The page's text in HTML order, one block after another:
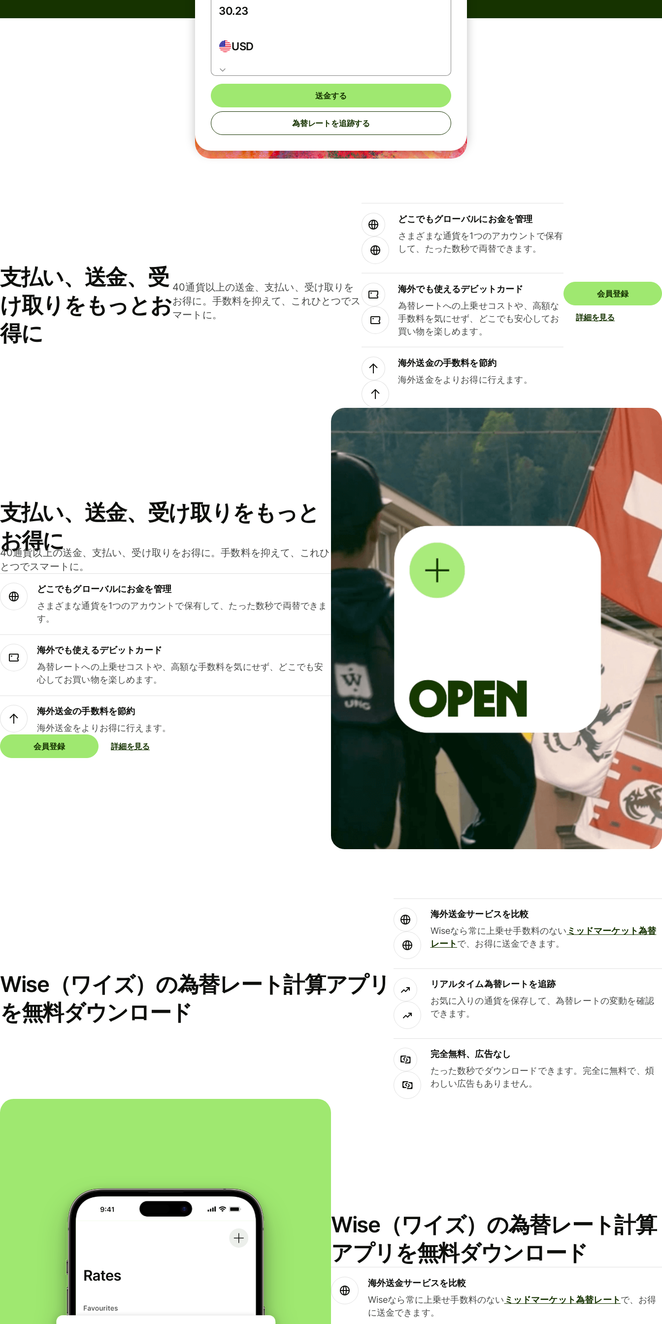
USD
送金する
為替レートを追跡する
支払い、送金、受
け取りをもっとお
得に
40通貨以上の送金、支払い、受け取りを
お得に。手数料を抑えて、これひとつでス
マートに。
どこでもグ⁠ロ⁠ー⁠バ⁠ルにお金を管理
さまざまな通貨を1つのアカウントで保有
して、たった数秒で両替できます。
海外でも使えるデビットカード
為替レートへの上乗せコストや、高額な
手数料を気にせず、どこでも安心してお
買い物を楽しめます。
海外送金の手数料を節約
海外送金をよりお得に行えます。
会員登録
詳細を見る
支払い、送金、受け取りをもっと
お得に
40通貨以上の送金、支払い、受け取りをお得に。手数料を抑えて、これひ
とつでスマートに。
どこでもグ⁠ロ⁠ー⁠バ⁠ルにお金を管理
さまざまな通貨を1つのアカウントで保有して、たった数秒で両替できま
す。
海外でも使えるデビットカード
為替レートへの上乗せコストや、高額な手数料を気にせず、どこでも安
心してお買い物を楽しめます。
海外送金の手数料を節約
海外送金をよりお得に行えます。
会員登録 詳細を見る
Wise（ワイズ）の為替レート計算アプリ
を無料ダウンロード
海外送金サービスを比較
Wiseなら常に上乗せ手数料のない ミッドマーケット為替
レートで、お得に送金できます。
リアルタイム為替レートを追跡
お気に入りの通貨を保存して、為替レートの変動を確認
できます。
完全無料、広告なし
たった数秒でダウンロードできます。完全に無料で、煩
わしい広告もありません。
Wise（ワイズ）の為替レート計算
アプリを無料ダウンロード
海外送金サービスを比較
Wiseなら常に上乗せ手数料のない ミッドマーケット為替レートで、お得
に送金できます。